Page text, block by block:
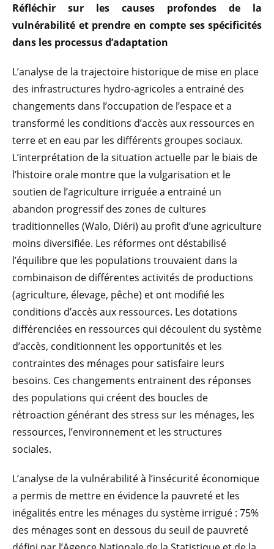
Réfléchir sur les causes profondes de la
vulnérabilité et prendre en compte ses spécificités
dans les processus d’adaptation
L’analyse de la trajectoire historique de mise en place
des infrastructures hydro-agricoles a entrainé des
changements dans l’occupation de l’espace et a
transformé les conditions d’accès aux ressources en
terre et en eau par les différents groupes sociaux.
L’interprétation de la situation actuelle par le biais de
l’histoire orale montre que la vulgarisation et le
soutien de l’agriculture irriguée a entrainé un
abandon progressif des zones de cultures
traditionnelles (Walo, Diéri) au profit d’une agriculture
moins diversifiée. Les réformes ont déstabilisé
l’équilibre que les populations trouvaient dans la
combinaison de différentes activités de productions
(agriculture, élevage, pêche) et ont modifié les
conditions d’accès aux ressources. Les dotations
différenciées en ressources qui découlent du système
d’accès, conditionnent les opportunités et les
contraintes des ménages pour satisfaire leurs
besoins. Ces changements entrainent des réponses
des populations qui créent des boucles de
rétroaction générant des stress sur les ménages, les
ressources, l’environnement et les structures
sociales.
L’analyse de la vulnérabilité à l’insécurité économique
a permis de mettre en évidence la pauvreté et les
inégalités entre les ménages du système irrigué : 75%
des ménages sont en dessous du seuil de pauvreté